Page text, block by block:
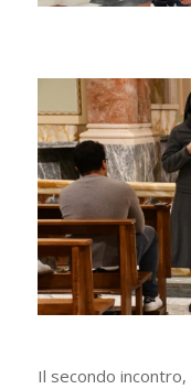
Il secondo incontro,